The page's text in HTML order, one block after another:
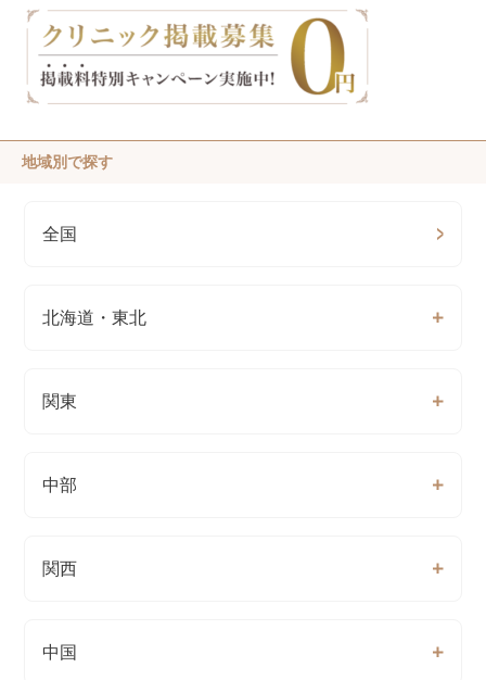
地域別で探す
全国
北海道・東北
関東
中部
関西
中国